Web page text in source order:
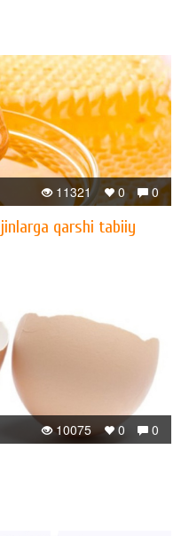
0
0
11321
qarshi tabiiy
0
0
10075